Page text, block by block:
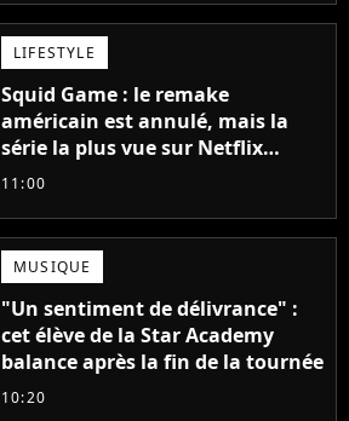
LIFESTYLE
Squid Game : le remake
américain est annulé, mais la
série la plus vue sur Netflix
pourrait avoir une version
11:00
MUSIQUE
"Un sentiment de délivrance" :
cet élève de la Star Academy
balance après la fin de la tournée
10:20